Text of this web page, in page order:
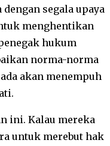
segala upaya
menghentikan
hukum
norma-norma
akan menempuh
ini. Kalau mereka
untuk merebut hak